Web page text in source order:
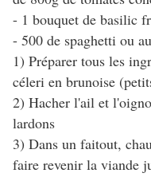
- 1 bouquet de basilic
- 500 de spaghetti ou
1) Préparer tous les
céleri en brunoise
2) Hacher l'ail et
lardons
3) Dans un faitout,
faire revenir la viande